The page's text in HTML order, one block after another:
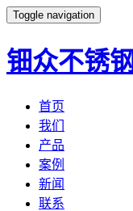
Toggle navigation
钿众不锈钢
首页
我们
产品
案例
新闻
联系